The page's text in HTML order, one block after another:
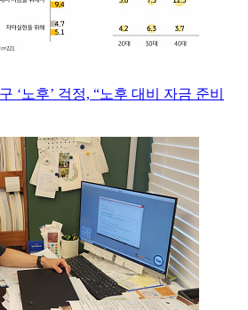
‘노후’ 걱정, “노후 대비 자금 준비